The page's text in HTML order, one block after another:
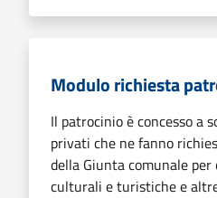
Modulo richiesta
Il patrocinio è concesso a
privati che ne fanno
della Giunta comunale
culturali e turistiche e